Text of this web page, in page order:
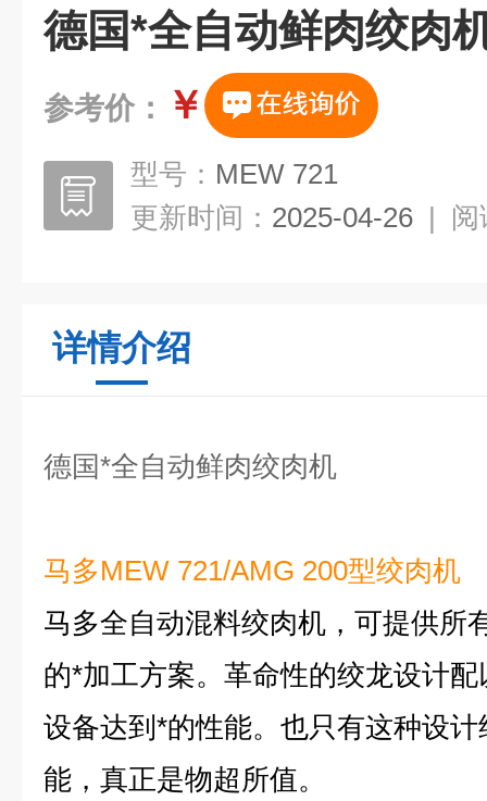
德国*全自动鲜肉绞肉
参考价： ￥
型号： MEW 721
更新时间： 2025-04-26 | 阅
详情介绍
德国*全自动鲜肉绞肉机
马多MEW 721/AMG 200型绞肉机
马多全自动混料绞肉机，可提供所
的*加工方案。革命性的绞龙设计
设备达到*的性能。也只有这种设
能，真正是物超所值。